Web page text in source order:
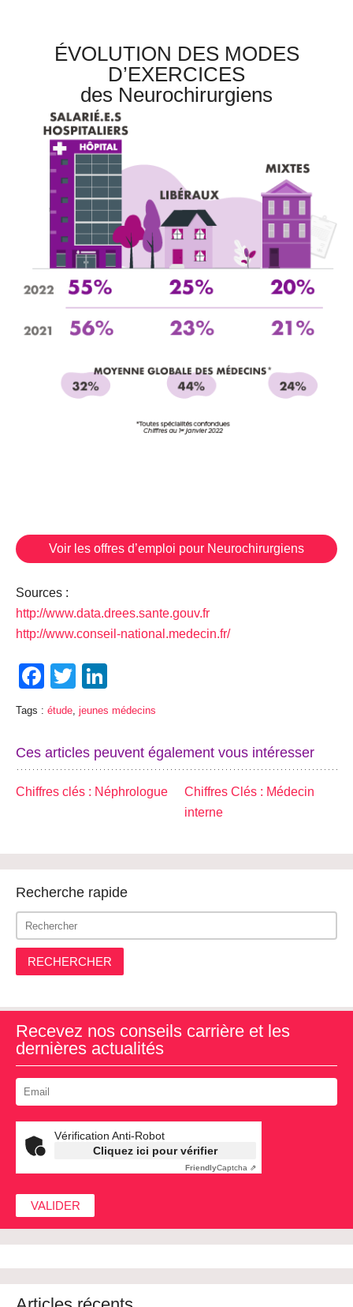
ÉVOLUTION DES MODES
D’EXERCICES
des Neurochirurgiens
Voir les offres d’emploi pour Neurochirurgiens
Sources :
http://www.data.drees.sante.gouv.fr
http://www.conseil-national.medecin.fr/
Facebook
Twitter
Tags : étude, jeunes médecins
Ces articles peuvent également vous intéresser
Chiffres clés : Néphrologue
Chiffres Clés : Médecin
interne
Recherche rapide
RECHERCHER
Recevez nos conseils carrière et les
dernières actualités
Vérification Anti-Robot
Cliquez ici pour vérifier
FriendlyCaptcha ⇗